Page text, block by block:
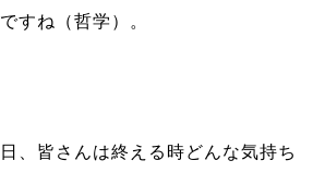
すね（哲学）。
、皆さんは終える時どんな気持ち